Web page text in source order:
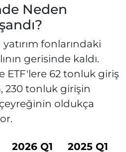
Neden
fonlarındaki
gerisinde kaldı.
ETF'lere 62 tonluk giriş
230 tonluk girişin
çeyreğinin oldukça
2026 Q1 2025 Q1